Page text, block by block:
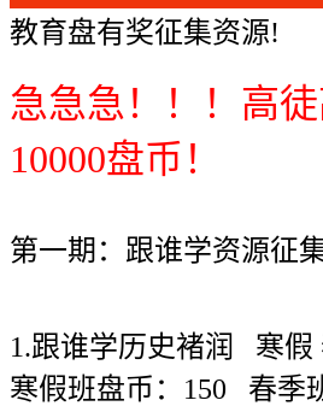
教育盘有奖征集资源!
急急急！！！高
10000盘币！
第一期：跟谁学资源征集
1.跟谁学历史褚润 寒假
寒假班盘币：150 春季